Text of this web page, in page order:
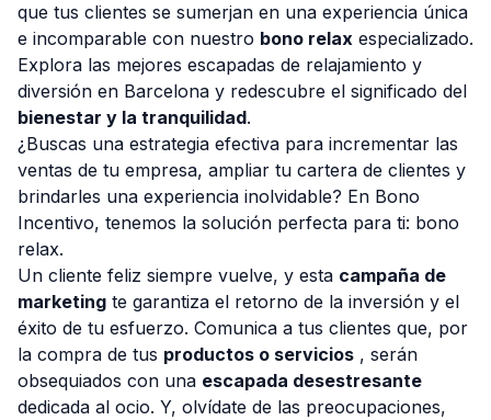
Consulta Gratis
que tus clientes se sumerjan en una experiencia única
e incomparable con nuestro bono relax especializado.
Explora las mejores escapadas de relajamiento y
diversión en Barcelona y redescubre el significado del
bienestar y la tranquilidad.
¿Buscas una estrategia efectiva para incrementar las
ventas de tu empresa, ampliar tu cartera de clientes y
brindarles una experiencia inolvidable? En Bono
Incentivo, tenemos la solución perfecta para ti: bono
relax.
Un cliente feliz siempre vuelve, y esta campaña de
marketing te garantiza el retorno de la inversión y el
éxito de tu esfuerzo. Comunica a tus clientes que, por
la compra de tus productos o servicios , serán
obsequiados con una escapada desestresante
dedicada al ocio. Y, olvídate de las preocupaciones,